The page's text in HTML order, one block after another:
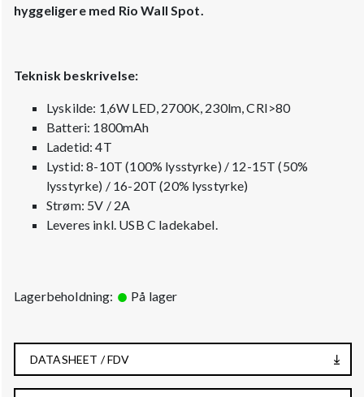
hyggeligere med Rio Wall Spot.
Teknisk beskrivelse:
Lyskilde: 1,6W LED, 2700K, 230lm, CRI>80
Batteri: 1800mAh
Ladetid: 4T
Lystid: 8-10T (100% lysstyrke) / 12-15T (50%
lysstyrke) / 16-20T (20% lysstyrke)
Strøm: 5V / 2A
Leveres inkl. USB C ladekabel.
Lagerbeholdning: På lager
DATASHEET / FDV